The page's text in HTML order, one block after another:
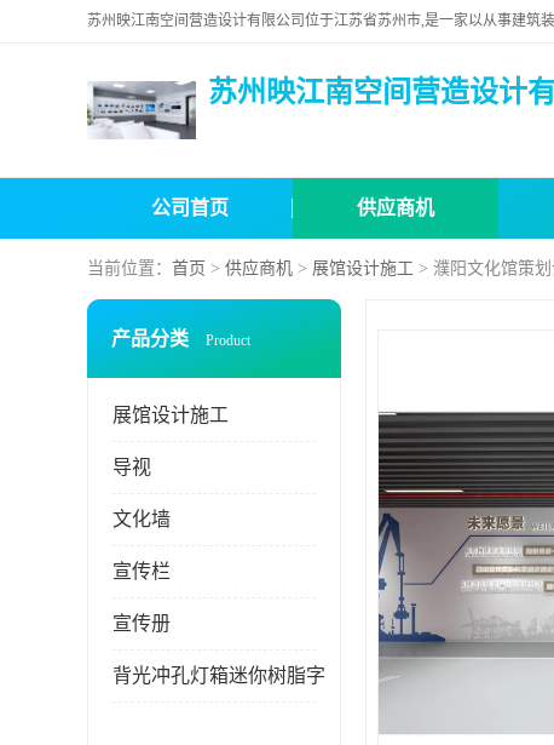
苏州映江南空间营造设计
公司首页 供应商机
当前位置： 首页 > 供应商机 > 展馆设计施工 > 濮阳文化馆策
产品分类 Product
展馆设计施工
导视
文化墙
宣传栏
宣传册
背光冲孔灯箱迷你树脂字